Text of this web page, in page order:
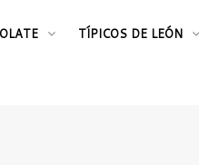
TÍPICOS DE LEÓN